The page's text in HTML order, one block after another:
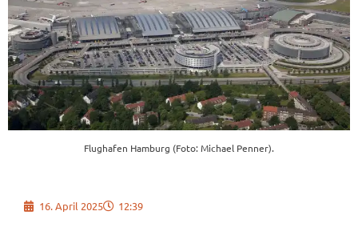
Flughafen Hamburg (Foto: Michael Penner).
16. April 2025 12:39